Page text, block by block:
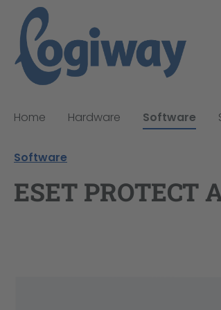
Home Hardware Software
Software
ESET